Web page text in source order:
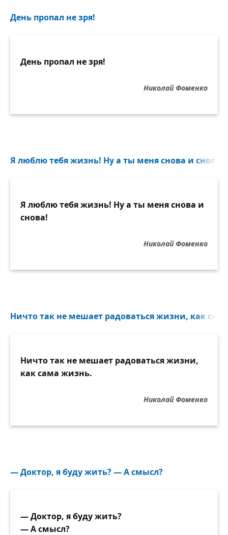
День пропал не зря!
День пропал не зря!
Николай Фоменко
Я люблю тебя жизнь! Ну а ты меня снова и снова!..
Я люблю тебя жизнь! Ну а ты меня снова и
снова!
Николай Фоменко
Ничто так не мешает радоваться жизни, как
Ничто так не мешает радоваться жизни,
как сама жизнь.
Николай Фоменко
— Доктор, я буду жить? — А смысл?
— Доктор, я буду жить?
— А смысл?